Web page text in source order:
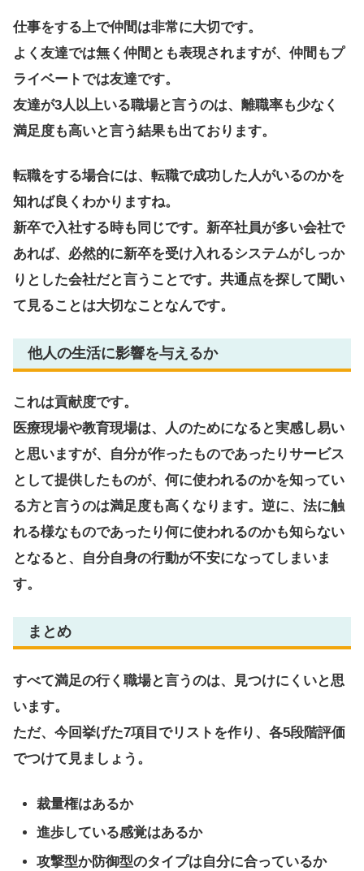
仕事をする上で仲間は非常に大切です。
よく友達では無く仲間とも表現されますが、仲間もプ
ライベートでは友達です。
友達が3人以上いる職場と言うのは、離職率も少なく
満足度も高いと言う結果も出ております。
転職をする場合には、転職で成功した人がいるのかを
知れば良くわかりますね。
新卒で入社する時も同じです。新卒社員が多い会社で
あれば、必然的に新卒を受け入れるシステムがしっか
りとした会社だと言うことです。共通点を探して聞い
て見ることは大切なことなんです。
他人の生活に影響を与えるか
これは貢献度です。
医療現場や教育現場は、人のためになると実感し易い
と思いますが、自分が作ったものであったりサービス
として提供したものが、何に使われるのかを知ってい
る方と言うのは満足度も高くなります。逆に、法に触
れる様なものであったり何に使われるのかも知らない
となると、自分自身の行動が不安になってしまいま
す。
まとめ
すべて満足の行く職場と言うのは、見つけにくいと思
います。
ただ、今回挙げた7項目でリストを作り、各5段階評価
でつけて見ましょう。
裁量権はあるか
進歩している感覚はあるか
攻撃型か防御型のタイプは自分に合っているか